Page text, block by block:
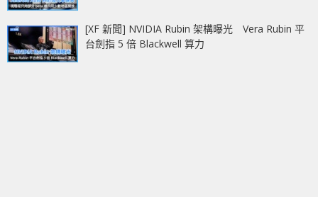
[XF 新聞] NVIDIA Rubin 架構曝光 Vera Rubin 平
台劍指 5 倍 Blackwell 算力